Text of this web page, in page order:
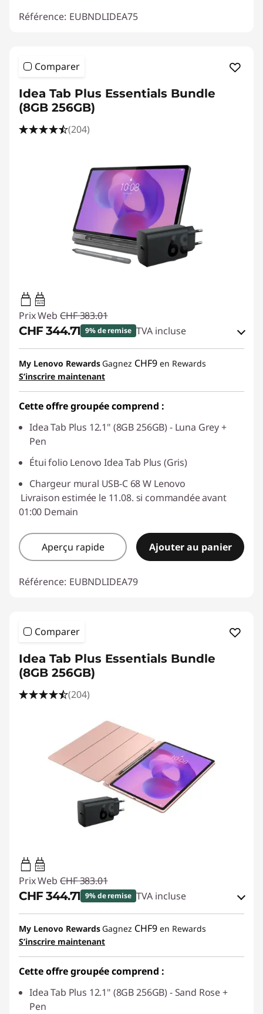
Référence: EUBNDLIDEA75
Comparer
Idea Tab Plus Essentials Bundle
(8GB 256GB)
(204)
20W-60W
USB PD
Prix Web CHF 383.01
CHF 344.71 9% de remise TVA incluse
Bons de réduction en ligne :-CHF 38.30
Code de réduction :
My Lenovo Rewards Gagnez CHF9 en Rewards
S’inscrire maintenant
Cette offre groupée comprend :
Idea Tab Plus 12.1" (8GB 256GB) - Luna Grey +
Pen
Étui folio Lenovo Idea Tab Plus (Gris)
Chargeur mural USB-C 68 W Lenovo
Livraison estimée le 11.08. si commandée avant
01:00 Demain
Aperçu rapide Ajouter au panier
Référence: EUBNDLIDEA79
Comparer
Idea Tab Plus Essentials Bundle
(8GB 256GB)
(204)
20W-60W
USB PD
Prix Web CHF 383.01
CHF 344.71 9% de remise TVA incluse
Bons de réduction en ligne :-CHF 38.30
Code de réduction :
My Lenovo Rewards Gagnez CHF9 en Rewards
S’inscrire maintenant
Cette offre groupée comprend :
Idea Tab Plus 12.1" (8GB 256GB) - Sand Rose +
Pen